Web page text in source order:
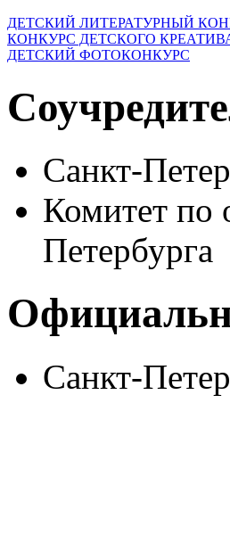
ДЕТСКИЙ ЛИТЕРАТУРНЫЙ
КОНКУРС ДЕТСКОГО
ДЕТСКИЙ ФОТОКОНКУРС
Санкт-
Комитет по
Петербурга
Санкт-